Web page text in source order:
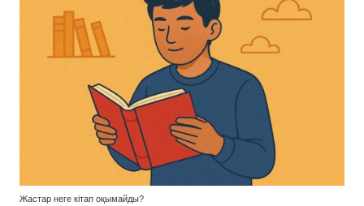
Жастар неге кітап оқымайды?